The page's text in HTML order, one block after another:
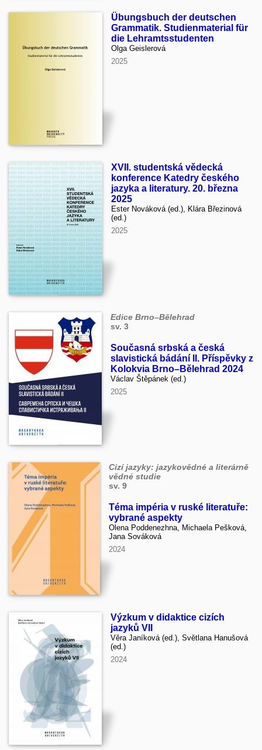
Übungsbuch der deutschen
Grammatik. Studienmaterial für
die Lehramtsstudenten
Olga Geislerová
2025
XVII. studentská vědecká
konference Katedry českého
jazyka a literatury. 20. března
2025
Ester Nováková (ed.), Klára Březinová
(ed.)
2025
Edice Brno–Bělehrad
sv. 3
Současná srbská a česká
slavistická bádání II. Příspěvky z
Kolokvia Brno–Bělehrad 2024
Václav Štěpánek (ed.)
2025
Cizí jazyky: jazykovědné a literárně
vědné studie
sv. 9
Téma impéria v ruské literatuře:
vybrané aspekty
Olena Poddenezhna, Michaela Pešková,
Jana Sováková
2024
Výzkum v didaktice cizích
jazyků VII
Věra Janíková (ed.), Světlana Hanušová
(ed.)
2024